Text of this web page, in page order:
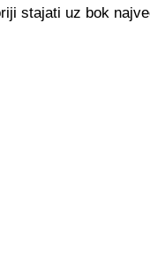
stajati uz bok